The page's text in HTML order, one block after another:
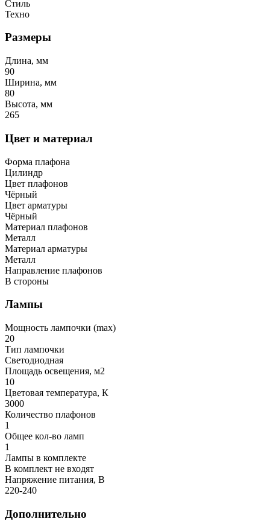
Стиль
Техно
Размеры
Длина, мм
90
Ширина, мм
80
Высота, мм
265
Цвет и материал
Форма плафона
Цилиндр
Цвет плафонов
Чёрный
Цвет арматуры
Чёрный
Материал плафонов
Металл
Материал арматуры
Металл
Направление плафонов
В стороны
Лампы
Мощность лампочки (max)
20
Тип лампочки
Светодиодная
Площадь освещения, м2
10
Цветовая температура, К
3000
Количество плафонов
1
Общее кол-во ламп
1
Лампы в комплекте
В комплект не входят
Напряжение питания, В
220-240
Дополнительно